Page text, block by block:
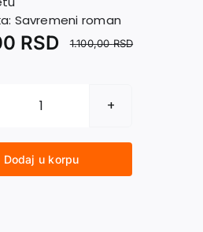
Savremeni roman
1.100,00RSD
RSD
TAOCI
količina
Dodaj u korpu